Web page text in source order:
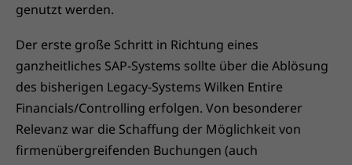
genutzt werden.
Der erste große Schritt in Richtung eines
ganzheitliches SAP-Systems sollte über die Ablösung
des bisherigen Legacy-Systems Wilken Entire
Financials/Controlling erfolgen. Von besonderer
Relevanz war die Schaffung der Möglichkeit von
firmenübergreifenden Buchungen (auch